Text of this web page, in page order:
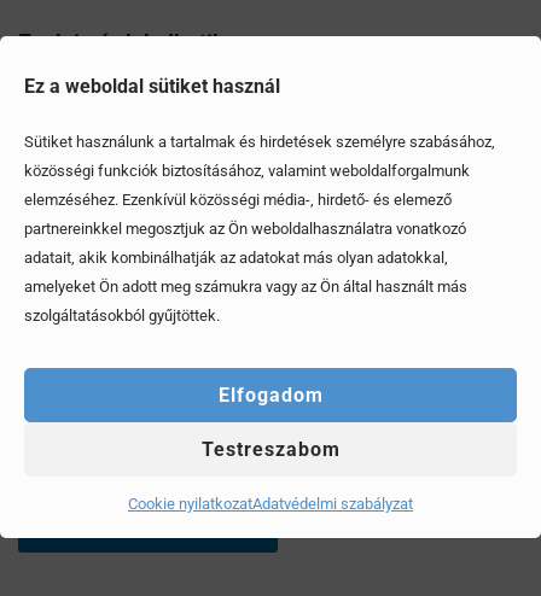
Ez a weboldal sütiket használ
Sütiket használunk a tartalmak és hirdetések személyre szabásához,
közösségi funkciók biztosításához, valamint weboldalforgalmunk
elemzéséhez. Ezenkívül közösségi média-, hirdető- és elemező
partnereinkkel megosztjuk az Ön weboldalhasználatra vonatkozó
adatait, akik kombinálhatják az adatokat más olyan adatokkal,
amelyeket Ön adott meg számukra vagy az Ön által használt más
szolgáltatásokból gyűjtöttek.
Elfogadom
Testreszabom
Cookie nyilatkozatAdatvédelmi szabályzat
Ezek is érdekelhetik
Mítoszok, amiktől mi is csak fogjuk a fejünket